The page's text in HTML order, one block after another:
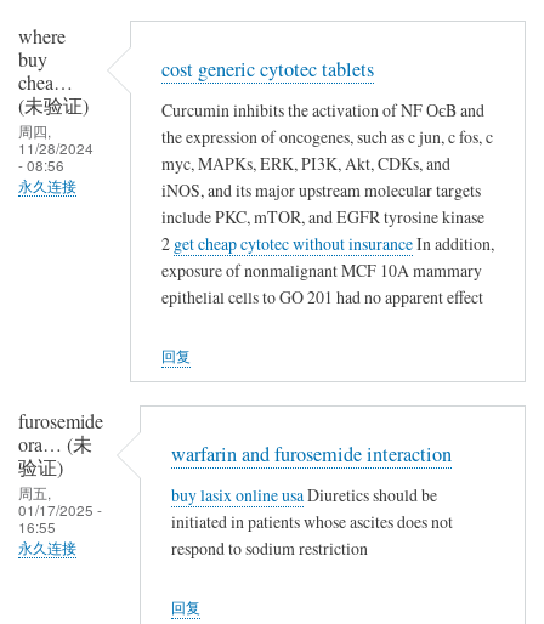
where
buy
chea…
(未验证)
周四,
11/28/2024
- 08:56
永久连接
cost generic cytotec tablets
Curcumin inhibits the activation of NF ОєB and
the expression of oncogenes, such as c jun, c fos, c
myc, MAPKs, ERK, PI3K, Akt, CDKs, and
iNOS, and its major upstream molecular targets
include PKC, mTOR, and EGFR tyrosine kinase
2 get cheap cytotec without insuranceIn addition,
exposure of nonmalignant MCF 10A mammary
epithelial cells to GO 201 had no apparent effect
回复
furosemide
ora… (未
验证)
周五,
01/17/2025 -
16:55
永久连接
warfarin and furosemide interaction
buy lasix online usaDiuretics should be
initiated in patients whose ascites does not
respond to sodium restriction
回复